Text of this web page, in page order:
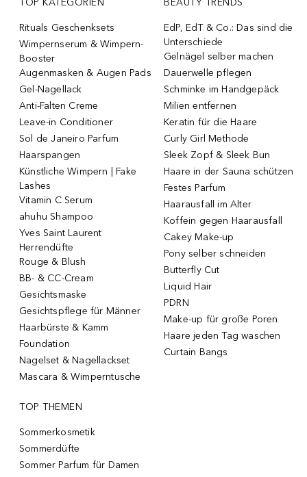
TOP KATEGORIEN
Rituals Geschenksets
Wimpernserum & Wimpern-
Booster
Augenmasken & Augen Pads
Gel-Nagellack
Anti-Falten Creme
Leave-in Conditioner
Sol de Janeiro Parfum
Haarspangen
Künstliche Wimpern | Fake
Lashes
Vitamin C Serum
ahuhu Shampoo
Yves Saint Laurent
Herrendüfte
Rouge & Blush
BB- & CC-Cream
Gesichtsmaske
Gesichtspflege für Männer
Haarbürste & Kamm
Foundation
Nagelset & Nagellackset
Mascara & Wimperntusche
BEAUTY TRENDS
EdP, EdT & Co.: Das sind die
Unterschiede
Gelnägel selber machen
Dauerwelle pflegen
Schminke im Handgepäck
Milien entfernen
Keratin für die Haare
Curly Girl Methode
Sleek Zopf & Sleek Bun
Haare in der Sauna schützen
Festes Parfum
Haarausfall im Alter
Koffein gegen Haarausfall
Cakey Make-up
Pony selber schneiden
Butterfly Cut
Liquid Hair
PDRN
Make-up für große Poren
Haare jeden Tag waschen
Curtain Bangs
TOP THEMEN
Sommerkosmetik
Sommerdüfte
Sommer Parfum für Damen